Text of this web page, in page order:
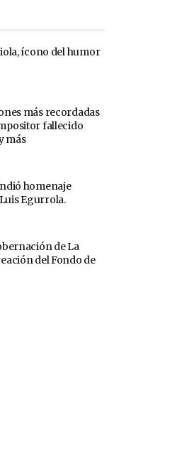
ícono del humor
más recordadas
fallecido
más
homenaje
Egurrola.
de La
del Fondo de